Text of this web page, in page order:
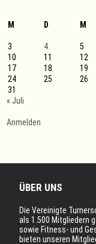
M
D M
3
4 5
10
11 12
17
18 19
24
25 26
31
« Juli
Anmelden
ÜBER UNS
Die Vereinigte
als 1.500 Mitgliedern
sowie Fitness- und
bieten unseren